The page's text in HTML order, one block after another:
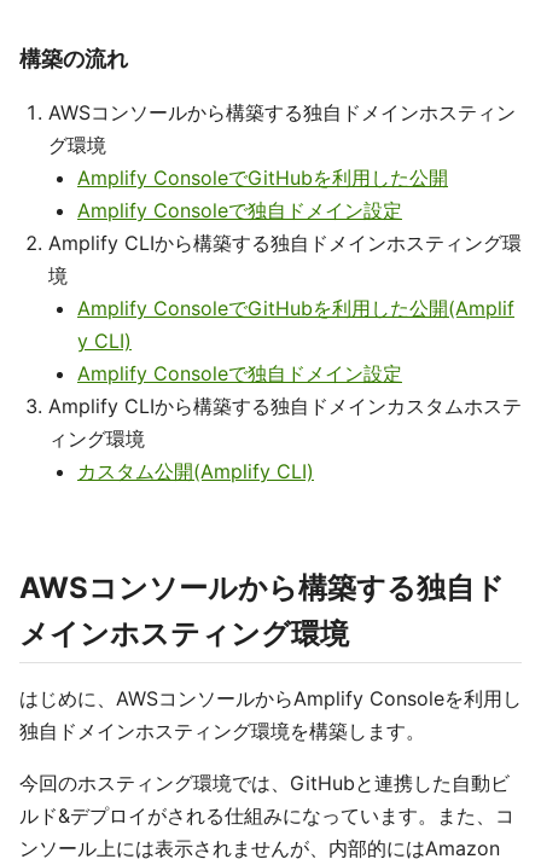
構築の流れ
AWSコンソールから構築する独自ドメインホスティン
グ環境
Amplify ConsoleでGitHubを利用した公開
Amplify Consoleで独自ドメイン設定
Amplify CLIから構築する独自ドメインホスティング環
境
Amplify ConsoleでGitHubを利用した公開(Amplif
y CLI)
Amplify Consoleで独自ドメイン設定
Amplify CLIから構築する独自ドメインカスタムホステ
ィング環境
カスタム公開(Amplify CLI)
AWSコンソールから構築する独自ド
メインホスティング環境
はじめに、AWSコンソールからAmplify Consoleを利用し
独自ドメインホスティング環境を構築します。
今回のホスティング環境では、GitHubと連携した自動ビ
ルド&デプロイがされる仕組みになっています。また、コ
ンソール上には表示されませんが、内部的にはAmazon